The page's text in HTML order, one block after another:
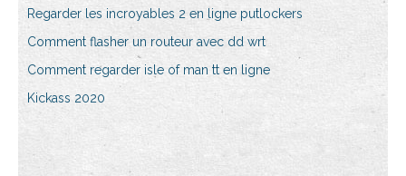
Regarder les incroyables 2 en ligne putlockers
Comment flasher un routeur avec dd wrt
Comment regarder isle of man tt en ligne
Kickass 2020